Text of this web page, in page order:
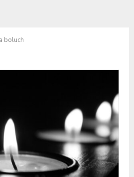
boluch